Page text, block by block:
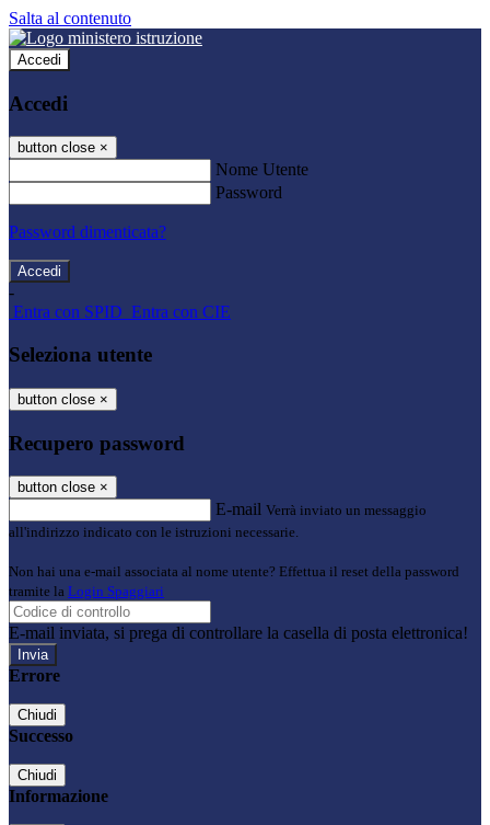
Salta al contenuto
Accedi
Accedi
button close ×
Nome Utente
Password
Password dimenticata?
-
Entra con SPID Entra con CIE
Seleziona utente
button close ×
Recupero password
button close ×
E-mail Verrà inviato un messaggio
all'indirizzo indicato con le istruzioni necessarie.
Non hai una e-mail associata al nome utente? Effettua il reset della password
tramite la Login Spaggiari
E-mail inviata, si prega di controllare la casella di posta elettronica!
Errore
Chiudi
Successo
Chiudi
Informazione